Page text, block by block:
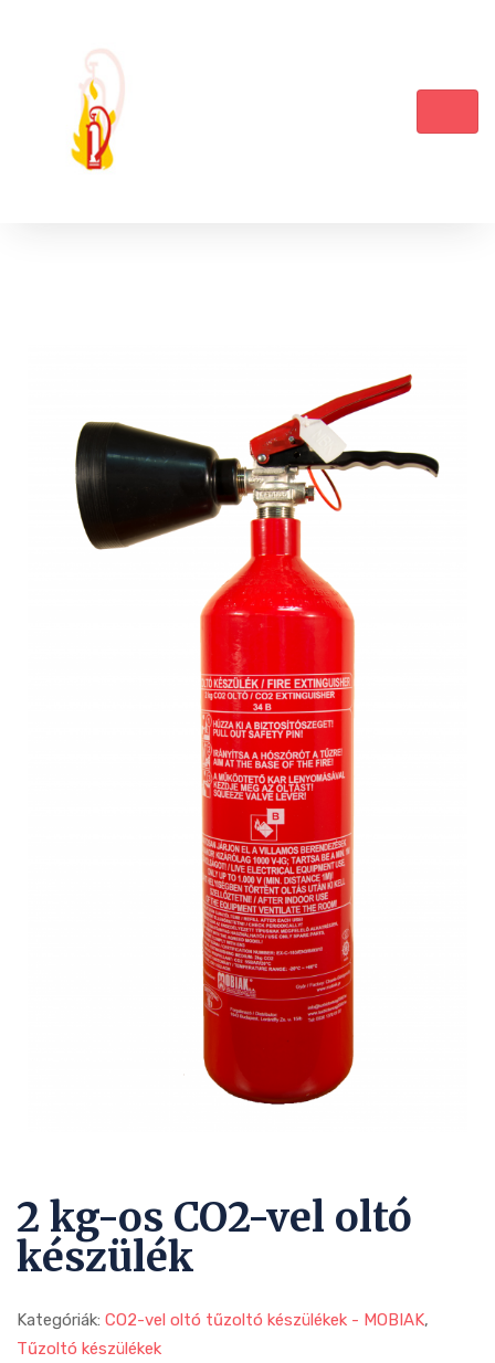
2 kg-os CO2-vel oltó
készülék
Kategóriák: CO2-vel oltó tűzoltó készülékek - MOBIAK,
Tűzoltó készülékek